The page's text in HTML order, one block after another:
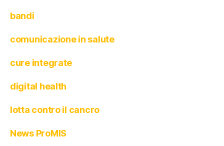
bandi
comunicazione in salute
cure integrate
digital health
lotta contro il cancro
News ProMIS